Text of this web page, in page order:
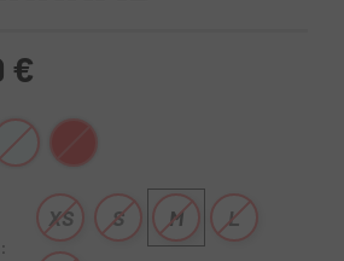
€
Blau
XS S M L